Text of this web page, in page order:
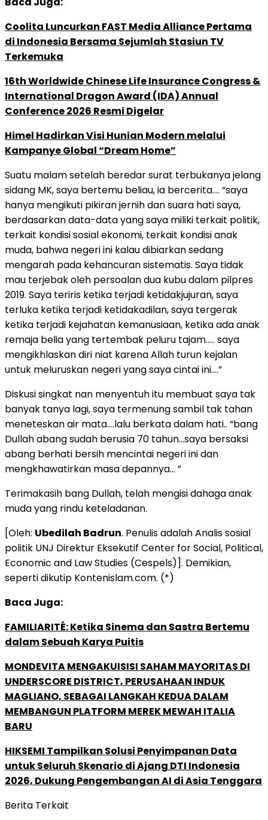
Coolita Luncurkan FAST Media Alliance Pertama
di Indonesia Bersama Sejumlah Stasiun TV
Terkemuka
16th Worldwide Chinese Life Insurance Congress &
International Dragon Award (IDA) Annual
Conference 2026 Resmi Digelar
Himel Hadirkan Visi Hunian Modern melalui
Kampanye Global “Dream Home”
Suatu malam setelah beredar surat terbukanya jelang
sidang MK, saya bertemu beliau, ia bercerita…. “saya
hanya mengikuti pikiran jernih dan suara hati saya,
berdasarkan data-data yang saya miliki terkait politik,
terkait kondisi sosial ekonomi, terkait kondisi anak
muda, bahwa negeri ini kalau dibiarkan sedang
mengarah pada kehancuran sistematis. Saya tidak
mau terjebak oleh persoalan dua kubu dalam pilpres
2019. Saya teriris ketika terjadi ketidakjujuran, saya
terluka ketika terjadi ketidakadilan, saya tergerak
ketika terjadi kejahatan kemanusiaan, ketika ada anak
remaja belia yang tertembak peluru tajam….. saya
mengikhlaskan diri niat karena Allah turun kejalan
untuk meluruskan negeri yang saya cintai ini….”
Diskusi singkat nan menyentuh itu membuat saya tak
banyak tanya lagi, saya termenung sambil tak tahan
meneteskan air mata….lalu berkata dalam hati.. “bang
Dullah abang sudah berusia 70 tahun…saya bersaksi
abang berhati bersih mencintai negeri ini dan
mengkhawatirkan masa depannya… ”
Terimakasih bang Dullah, telah mengisi dahaga anak
muda yang rindu keteladanan.
[Oleh: Ubedilah Badrun. Penulis adalah Analis sosial
politik UNJ Direktur Eksekutif Center for Social, Political,
Economic and Law Studies (Cespels)]. Demikian,
seperti dikutip Kontenislam.com. (*)
Baca Juga:
FAMILIARITÉ: Ketika Sinema dan Sastra Bertemu
dalam Sebuah Karya Puitis
MONDEVITA MENGAKUISISI SAHAM MAYORITAS DI
UNDERSCORE DISTRICT, PERUSAHAAN INDUK
MAGLIANO, SEBAGAI LANGKAH KEDUA DALAM
MEMBANGUN PLATFORM MEREK MEWAH ITALIA
BARU
HIKSEMI Tampilkan Solusi Penyimpanan Data
untuk Seluruh Skenario di Ajang DTI Indonesia
2026, Dukung Pengembangan AI di Asia Tenggara
Berita Terkait